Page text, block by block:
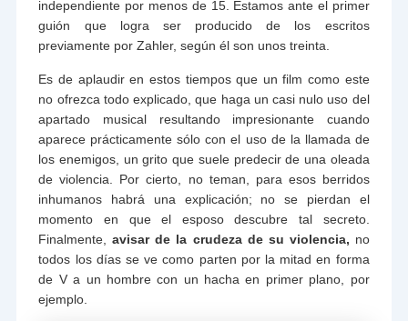
independiente por menos de 15. Estamos ante el primer
guión que logra ser producido de los escritos
previamente por Zahler, según él son unos treinta.
Es de aplaudir en estos tiempos que un film como este
no ofrezca todo explicado, que haga un casi nulo uso del
apartado musical resultando impresionante cuando
aparece prácticamente sólo con el uso de la llamada de
los enemigos, un grito que suele predecir de una oleada
de violencia. Por cierto, no teman, para esos berridos
inhumanos habrá una explicación; no se pierdan el
momento en que el esposo descubre tal secreto.
Finalmente,avisar de la crudeza de su violencia, no
todos los días se ve como parten por la mitad en forma
de V a un hombre con un hacha en primer plano, por
ejemplo.